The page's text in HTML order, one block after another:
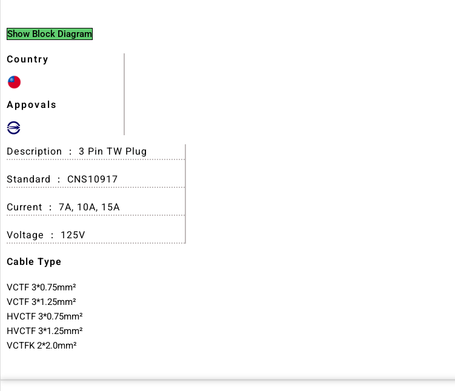
Show Block Diagram
Country
Appovals
Description ： 3 Pin TW Plug
Standard ： CNS10917
Current ： 7A, 10A, 15A
Voltage ： 125V
Cable Type
VCTF 3*0.75mm²
VCTF 3*1.25mm²
HVCTF 3*0.75mm²
HVCTF 3*1.25mm²
VCTFK 2*2.0mm²